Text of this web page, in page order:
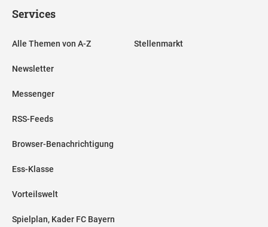
Services
Alle Themen von A-Z
Newsletter
Messenger
RSS-Feeds
Browser-Benachrichtigung
Ess-Klasse
Vorteilswelt
Spielplan, Kader FC Bayern
Stellenmarkt